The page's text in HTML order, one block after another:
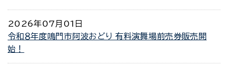
2026年07月01日
令和８年度鳴門市阿波おどり 有料演舞場前売券販売開
始！